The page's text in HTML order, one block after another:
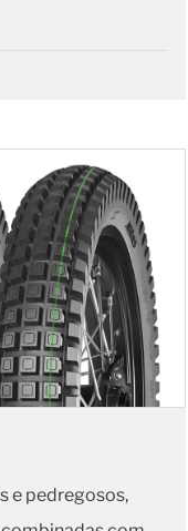
e pedregosos,